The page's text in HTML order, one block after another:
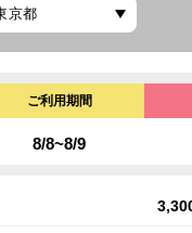
ご利用期間
8/8~8/9